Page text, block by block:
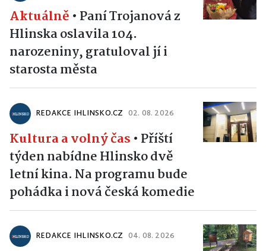
Aktuálně • Paní Trojanová z
Hlinska oslavila 104.
narozeniny, gratuloval jí i
starosta města
REDAKCE IHLINSKO.CZ 02. 08. 2026
Kultura a volný čas • Příští
týden nabídne Hlinsko dvě
letní kina. Na programu bude
pohádka i nová česká komedie
REDAKCE IHLINSKO.CZ 04. 08. 2026